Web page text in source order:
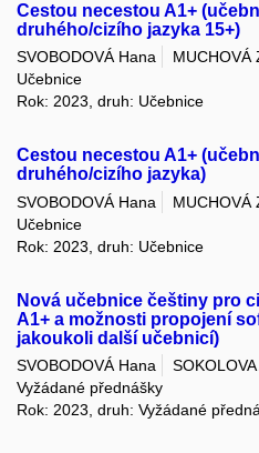
Cestou necestou A1+
druhého/cizího jazyka 15+)
SVOBODOVÁ Hana
MUCHOVÁ
Učebnice
Rok: 2023, druh: Učebnice
Cestou necestou A1+
druhého/cizího jazyka)
SVOBODOVÁ Hana
MUCHOVÁ
Učebnice
Rok: 2023, druh: Učebnice
Nová učebnice češtiny pro
A1+ a možnosti propojení
jakoukoli další učebnicí)
SVOBODOVÁ Hana
Vyžádané přednášky
Rok: 2023, druh: Vyžádané